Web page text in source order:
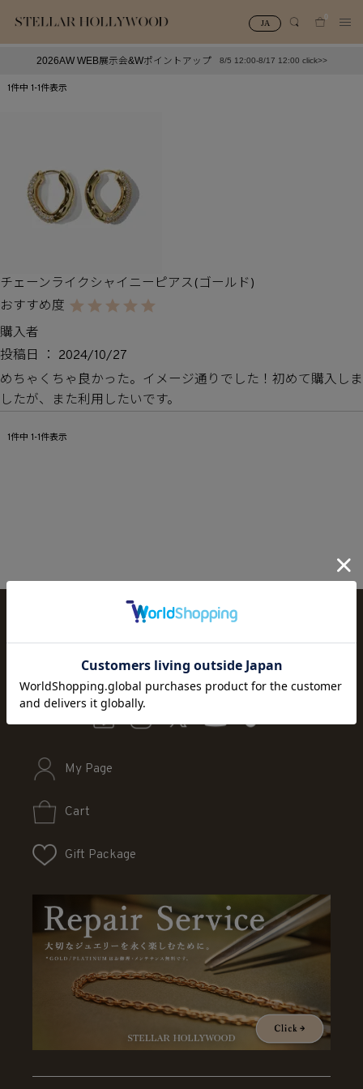
JA
0
2026AW WEB展示会&Wポイントアップ 8/5 12:00-8/17 12:00 click>>
1件中 1-1件表示
チェーンライクシャイニーピアス(ゴールド)
購入者
投稿日
2024/10/27
めちゃくちゃ良かった。イメージ通りでした！初めて購入しま
したが、また利用したいです。
1件中 1-1件表示
My Page
Cart
Gift Package